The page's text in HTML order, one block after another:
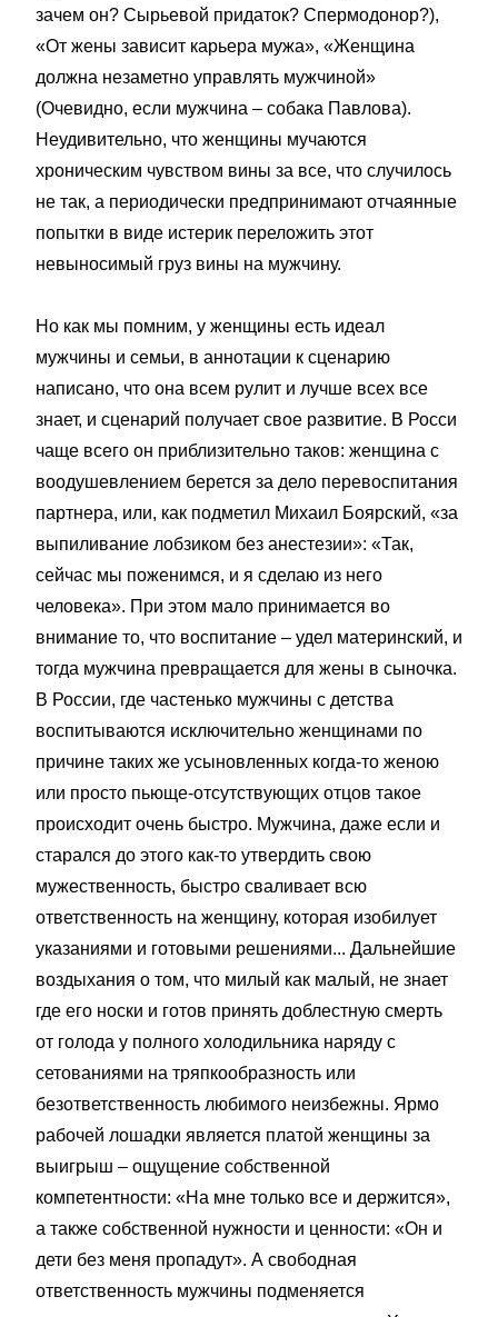
зачем он? Сырьевой придаток? Спермодонор?),
«От жены зависит карьера мужа», «Женщина
должна незаметно управлять мужчиной»
(Очевидно, если мужчина – собака Павлова).
Неудивительно, что женщины мучаются
хроническим чувством вины за все, что случилось
не так, а периодически предпринимают отчаянные
попытки в виде истерик переложить этот
невыносимый груз вины на мужчину.
Но как мы помним, у женщины есть идеал
мужчины и семьи, в аннотации к сценарию
написано, что она всем рулит и лучше всех все
знает, и сценарий получает свое развитие. В Росси
чаще всего он приблизительно таков: женщина с
воодушевлением берется за дело перевоспитания
партнера, или, как подметил Михаил Боярский, «за
выпиливание лобзиком без анестезии»: «Так,
сейчас мы поженимся, и я сделаю из него
человека». При этом мало принимается во
внимание то, что воспитание – удел материнский, и
тогда мужчина превращается для жены в сыночка.
В России, где частенько мужчины с детства
воспитываются исключительно женщинами по
причине таких же усыновленных когда-то женою
или просто пьюще-отсутствующих отцов такое
происходит очень быстро. Мужчина, даже если и
старался до этого как-то утвердить свою
мужественность, быстро сваливает всю
ответственность на женщину, которая изобилует
указаниями и готовыми решениями... Дальнейшие
воздыхания о том, что милый как малый, не знает
где его носки и готов принять доблестную смерть
от голода у полного холодильника наряду с
сетованиями на тряпкообразность или
безответственность любимого неизбежны. Ярмо
рабочей лошадки является платой женщины за
выигрыш – ощущение собственной
компетентности: «На мне только все и держится»,
а также собственной нужности и ценности: «Он и
дети без меня пропадут». А свободная
ответственность мужчины подменяется